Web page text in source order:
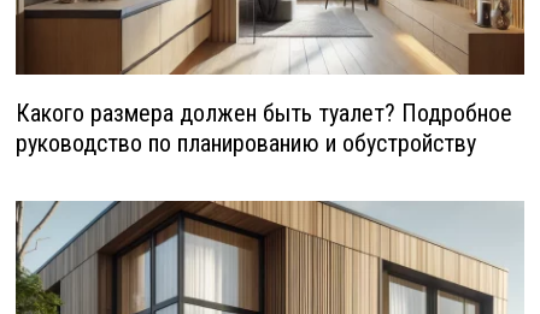
Какого размера должен быть туалет? Подробное
руководство по планированию и обустройству